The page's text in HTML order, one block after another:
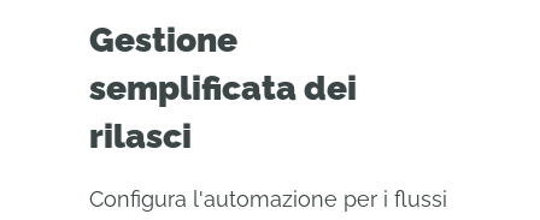
Gestione
semplificata dei
rilasci
Configura l'automazione per i flussi